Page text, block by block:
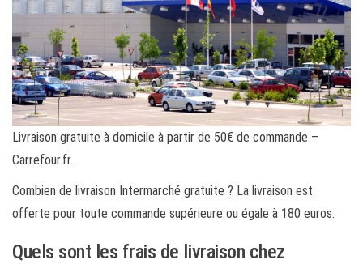
Livraison gratuite à domicile à partir de 50€ de commande –
Carrefour.fr.
Combien de livraison Intermarché gratuite ? La livraison est
offerte pour toute commande supérieure ou égale à 180 euros.
Quels sont les frais de livraison chez